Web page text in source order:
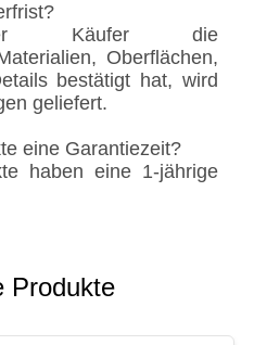
Käufer die
Oberflächen,
bestätigt hat, wird
geliefert.
eine Garantiezeit?
haben eine 1-jährige
Produkte